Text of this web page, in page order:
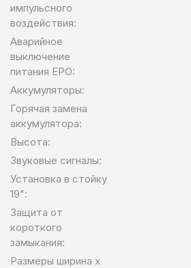
импульсного
воздействия:
Аварийное
выключение
питания EPO:
Аккумуляторы:
Горячая замена
аккумулятора:
Высота:
Звуковые сигналы:
Установка в стойку
19":
Защита от
короткого
замыкания:
Размеры ширина x